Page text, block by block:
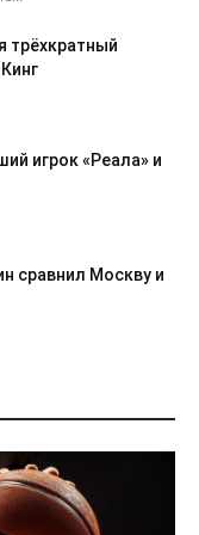
трёхкратный
игрок «Реала» и
сравнил Москву и